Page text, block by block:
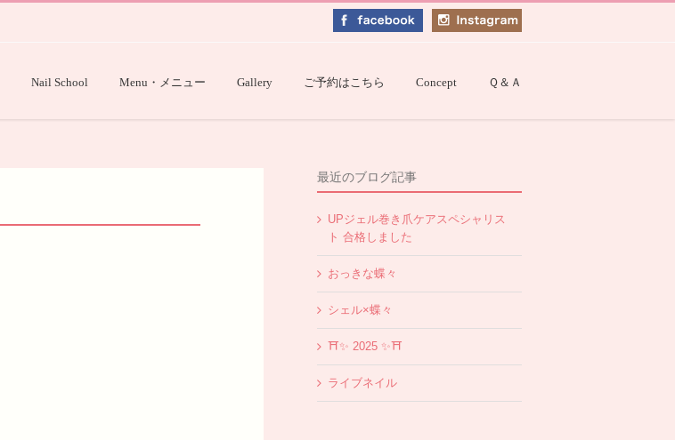
Nail School Menu・メニュー Gallery ご予約はこちら Concept Ｑ＆Ａ
最近のブログ記事
UPジェル巻き爪ケアスペシャリス
ト 合格しました
おっきな蝶々
シェル×蝶々
⛩✨️ 2025 ✨️⛩
ライブネイル